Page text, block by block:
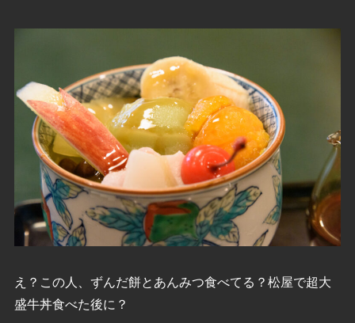
え？この人、ずんだ餅とあんみつ食べてる？松屋で超大
盛牛丼食べた後に？